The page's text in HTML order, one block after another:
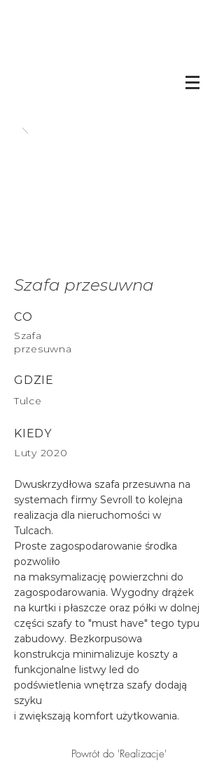
Szafa przesuwna
CO
Szafa
przesuwna
GDZIE
Tulce
KIEDY
Luty 2020
Dwuskrzydłowa szafa przesuwna na
systemach firmy Sevroll to kolejna
realizacja dla nieruchomości w
Tulcach.
Proste zagospodarowanie środka
pozwoliło
na maksymalizację powierzchni do
zagospodarowania. Wygodny drążek
na kurtki i płaszcze oraz półki w dolnej
części szafy to "must have" tego typu
zabudowy. Bezkorpusowa
konstrukcja minimalizuje koszty a
funkcjonalne listwy led do
podświetlenia wnętrza szafy dodają
szyku
i zwiększają komfort użytkowania.
Powrót do 'Realizacje'